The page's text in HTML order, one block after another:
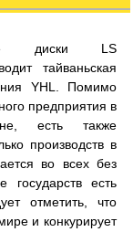
диски LS
тайваньская
YHL. Помимо
предприятия в
есть также
производств в
во всех без
есть
отметить, что
и конкурирует